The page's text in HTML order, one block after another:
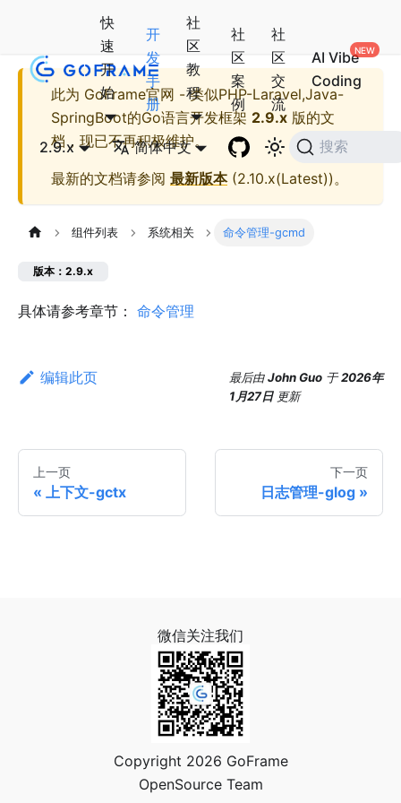
快
速
开
始
开
发
手
册
社
区
教
程
社
区
案
例
社
区
交
流
AI Vibe
Coding
2.9.x 简体中文 搜索
此为 GoFrame官网 - 类似PHP-Laravel,Java-
SpringBoot的Go语言开发框架 2.9.x 版的文
档，现已不再积极维护。
最新的文档请参阅 最新版本(2.10.x(Latest))。
组件列表 系统相关 命令管理-gcmd
版本：2.9.x
具体请参考章节： 命令管理
编辑此页 最后由John Guo 于2026年
1月27日 更新
上一页
上下文-gctx
下一页
日志管理-glog
微信关注我们
Copyright 2026 GoFrame
OpenSource Team